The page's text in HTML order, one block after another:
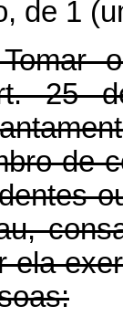
1
25
de
ela